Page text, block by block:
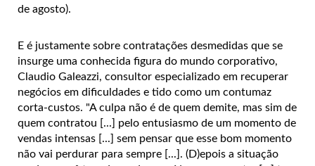
de agosto).
E é justamente sobre contratações desmedidas que se
insurge uma conhecida figura do mundo corporativo,
Claudio Galeazzi, consultor especializado em recuperar
negócios em dificuldades e tido como um contumaz
corta-custos. "A culpa não é de quem demite, mas sim de
quem contratou [...] pelo entusiasmo de um momento de
vendas intensas [...] sem pensar que esse bom momento
não vai perdurar para sempre [...]. (D)epois a situação